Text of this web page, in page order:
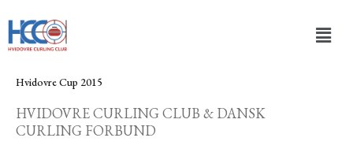
indholdet
Hvidovre Cup 2015
HVIDOVRE CURLING CLUB & DANSK
CURLING FORBUND